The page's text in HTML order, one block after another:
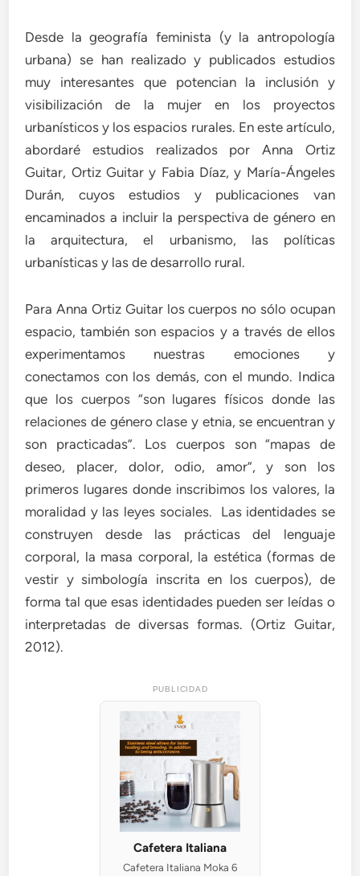
Desde la geografía feminista (y la antropología
urbana) se han realizado y publicados estudios
muy interesantes que potencian la inclusión y
visibilización de la mujer en los proyectos
urbanísticos y los espacios rurales. En este artículo,
abordaré estudios realizados por Anna Ortiz
Guitar, Ortiz Guitar y Fabia Díaz, y María-Ángeles
Durán, cuyos estudios y publicaciones van
encaminados a incluir la perspectiva de género en
la arquitectura, el urbanismo, las políticas
urbanísticas y las de desarrollo rural.
Para Anna Ortiz Guitar los cuerpos no sólo ocupan
espacio, también son espacios y a través de ellos
experimentamos nuestras emociones y
conectamos con los demás, con el mundo. Indica
que los cuerpos “son lugares físicos donde las
relaciones de género clase y etnia, se encuentran y
son practicadas”. Los cuerpos son “mapas de
deseo, placer, dolor, odio, amor”, y son los
primeros lugares donde inscribimos los valores, la
moralidad y las leyes sociales. Las identidades se
construyen desde las prácticas del lenguaje
corporal, la masa corporal, la estética (formas de
vestir y simbología inscrita en los cuerpos), de
forma tal que esas identidades pueden ser leídas o
interpretadas de diversas formas. (Ortiz Guitar,
2012).
PUBLICIDAD
Cafetera Italiana
Cafetera Italiana Moka 6